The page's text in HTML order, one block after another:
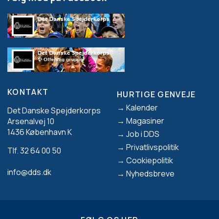
KONTAKT
Det Danske Spejderkorps
Arsenalvej 10
1436 København K
Tlf. 32 64 00 50
info@dds.dk
Footer
HURTIGE GENVEJE
Kalender
Magasiner
Job i DDS
Privatlivspolitik
Cookiepolitik
Nyhedsbreve